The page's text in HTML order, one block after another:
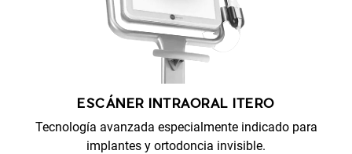
ESCÁNER INTRAORAL ITERO
Tecnología avanzada especialmente indicado para
implantes y ortodoncia invisible.